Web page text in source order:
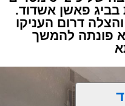
ומתנדבים של
והפרמדיקים
החייאה מתקדמות,
(דפיברילטור).
פאשן אשדוד.
דרום העניקו
פונתה להמשך